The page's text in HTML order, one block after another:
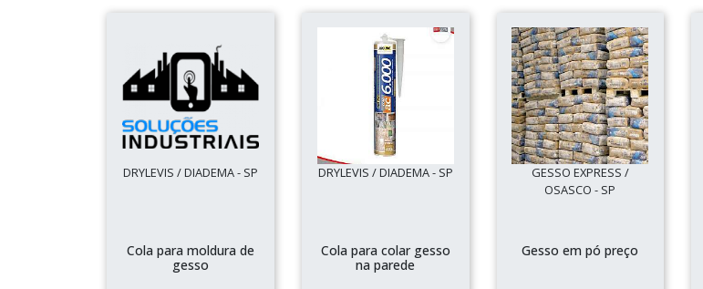
DRYLEVIS / DIADEMA - SP
Cola para moldura de
gesso
DRYLEVIS / DIADEMA - SP
Cola para colar gesso
na parede
GESSO EXPRESS /
OSASCO - SP
Gesso em pó preço